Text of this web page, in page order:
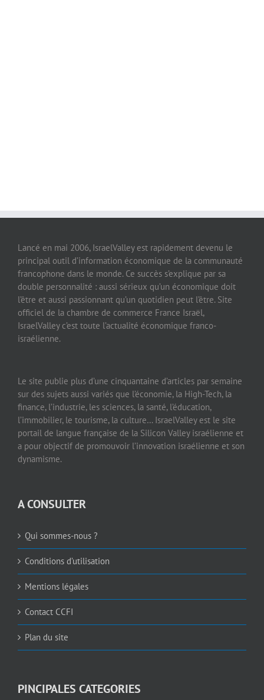
Lancé en mai 2006, IsraelValley est rapidement devenu le
principal outil d’information économique de la communauté
francophone dans le monde. Ce succès s’explique par sa
double personnalité : aussi sérieux qu’un économique doit
l’être et aussi passionnant qu’un quotidien peut l’être. Site
officiel de la chambre de commerce France Israël,
IsraelValley c’est toute l’actualité économique franco-
israélienne.
Le site publie plus d’une cinquantaine d’articles par semaine
sur des sujets aussi variés que l’économie, la High-Tech, la
finance, l’industrie, les sciences, la santé, l’éducation,
l’immobilier, le tourisme, la culture… IsraelValley est le site
portail de langue française de la Silicon Valley israélienne et
a pour objectif de promouvoir l’innovation israélienne et son
dynamisme.
A CONSULTER
Qui sommes-nous ?
Conditions d’utilisation
Mentions légales
Contact CCFI
Plan du site
PINCIPALES CATEGORIES